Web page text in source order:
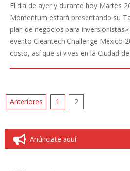
20
El día de ayer y durante hoy Martes
Momentum estará presentando su
plan de negocios para
evento Cleantech Challenge México
costo, así que si vives en la Ciudad
Paginación
entradas
Anteriores 1 2
Anúnciate aquí